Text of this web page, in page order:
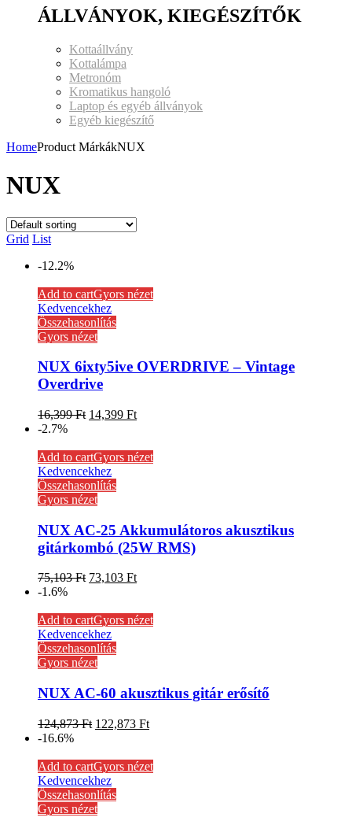
ÁLLVÁNYOK, KIEGÉSZÍTŐK
Kottaállvány
Kottalámpa
Metronóm
Kromatikus hangoló
Laptop és egyéb állványok
Egyéb kiegészítő
HomeProduct MárkákNUX
NUX
Grid List
-12.2%
Add to cartGyors nézet
Kedvencekhez
Összehasonlítás
Gyors nézet
NUX 6ixty5ive OVERDRIVE – Vintage
Overdrive
16,399Ft 14,399 Ft
-2.7%
Add to cartGyors nézet
Kedvencekhez
Összehasonlítás
Gyors nézet
NUX AC-25 Akkumulátoros akusztikus
gitárkombó (25W RMS)
75,103Ft 73,103 Ft
-1.6%
Add to cartGyors nézet
Kedvencekhez
Összehasonlítás
Gyors nézet
NUX AC-60 akusztikus gitár erősítő
124,873Ft 122,873 Ft
-16.6%
Add to cartGyors nézet
Kedvencekhez
Összehasonlítás
Gyors nézet